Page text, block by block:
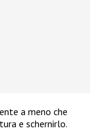
a meno che
e schernirlo.